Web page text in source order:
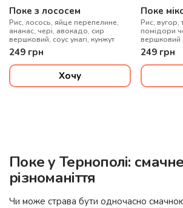
Поке з лососем
Рис, лосось, яйце перепелине,
ананас, чері, авокадо, сир
вершковий, соус унагі, кунжут
249 грн
Хочу
Поке
Рис, вугор,
помідори
вершковий
249 грн
Поке у Тернополі: смачне
різноманіття
Чи може страва бути одночасно